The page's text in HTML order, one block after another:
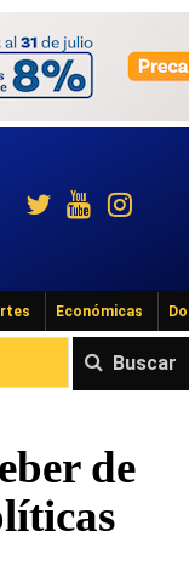
Económicas
Buscar
de